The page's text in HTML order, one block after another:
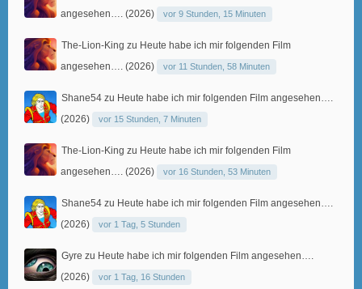
angesehen…. (2026)
vor 9 Stunden, 15 Minuten
The-Lion-King zu Heute habe ich mir folgenden Film
angesehen…. (2026)
vor 11 Stunden, 58 Minuten
Shane54 zu Heute habe ich mir folgenden Film angesehen….
(2026)
vor 15 Stunden, 7 Minuten
The-Lion-King zu Heute habe ich mir folgenden Film
angesehen…. (2026)
vor 16 Stunden, 53 Minuten
Shane54 zu Heute habe ich mir folgenden Film angesehen….
(2026)
vor 1 Tag, 5 Stunden
Gyre zu Heute habe ich mir folgenden Film angesehen….
(2026)
vor 1 Tag, 16 Stunden